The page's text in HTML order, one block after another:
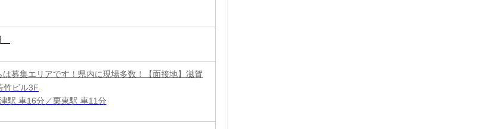
募集エリアです！県内に現場多数！【面接地】滋賀
竹ビル3F
駅 車16分／栗東駅 車11分